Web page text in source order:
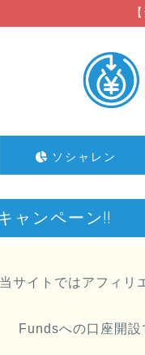
ソシャレン
ャンペーン!!
サイトではアフィリ
Fundsへの口座開設